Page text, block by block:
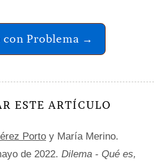
con Problema →
ESTE ARTÍCULO
Porto y María Merino.
de 2022. Dilema - Qué es,